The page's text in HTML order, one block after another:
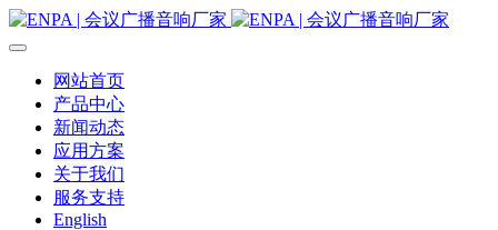
网站首页
产品中心
新闻动态
应用方案
关于我们
服务支持
English